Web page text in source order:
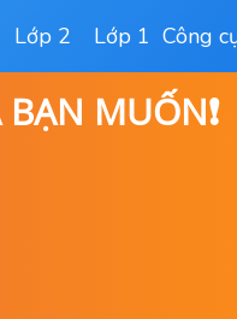
Lớp 2 Lớp 1 Công
MUỐN❗